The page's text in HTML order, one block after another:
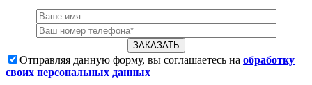
Отправляя данную форму, вы соглашаетесь на обработку
своих персональных данных